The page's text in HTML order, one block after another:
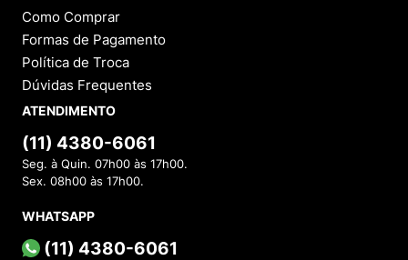
Como Comprar
Formas de Pagamento
Política de Troca
Dúvidas Frequentes
ATENDIMENTO
(11) 4380-6061
Seg. à Quin. 07h00 às 17h00.
Sex. 08h00 às 17h00.
WHATSAPP
(11) 4380-6061